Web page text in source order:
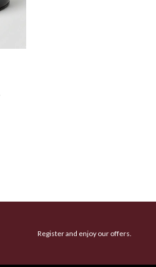
Register and enjoy our offers.